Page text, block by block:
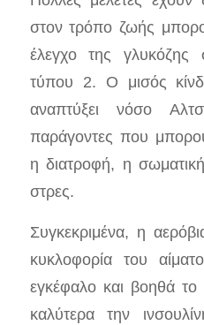
στον τρόπο ζωής
έλεγχο της
τύπου 2. Ο μισός
αναπτύξει νόσο
παράγοντες που
η διατροφή, η
στρες.
Συγκεκριμένα, η
κυκλοφορία του
εγκέφαλο και βοηθά
καλύτερα την